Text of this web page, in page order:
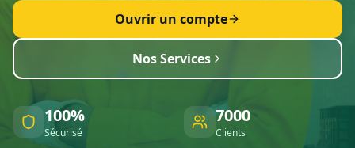
Ouvrir un compte
Nos Services
100%
Sécurisé
7000
Clients